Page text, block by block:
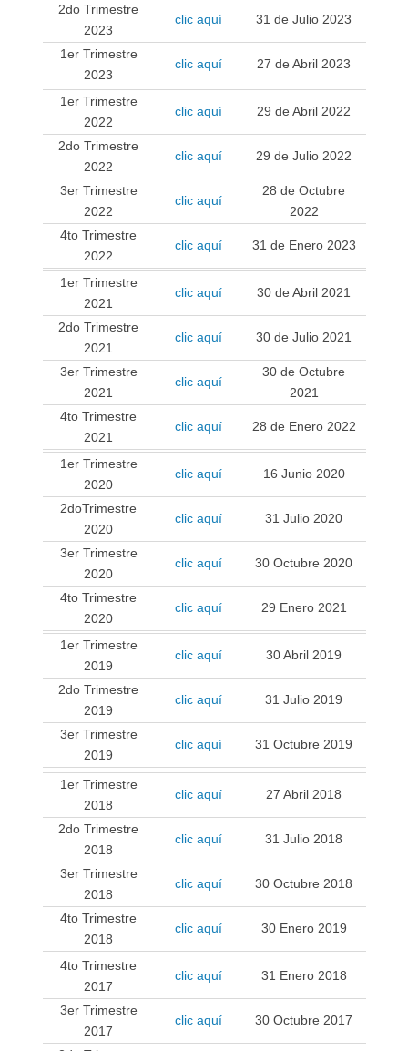
2do Trimestre
2023
clic aquí 31 de Julio 2023
1er Trimestre
2023
clic aquí 27 de Abril 2023
1er Trimestre
2022
clic aquí 29 de Abril 2022
2do Trimestre
2022
clic aquí 29 de Julio 2022
3er Trimestre
2022
clic aquí
28 de Octubre
2022
4to Trimestre
2022
clic aquí 31 de Enero 2023
1er Trimestre
2021
clic aquí 30 de Abril 2021
2do Trimestre
2021
clic aquí 30 de Julio 2021
3er Trimestre
2021
clic aquí
30 de Octubre
2021
4to Trimestre
2021
clic aquí 28 de Enero 2022
1er Trimestre
2020
clic aquí 16 Junio 2020
2doTrimestre
2020
clic aquí 31 Julio 2020
3er Trimestre
2020
clic aquí 30 Octubre 2020
4to Trimestre
2020
clic aquí 29 Enero 2021
1er Trimestre
2019
clic aquí 30 Abril 2019
2do Trimestre
2019
clic aquí 31 Julio 2019
3er Trimestre
2019
clic aquí 31 Octubre 2019
1er Trimestre
2018
clic aquí 27 Abril 2018
2do Trimestre
2018
clic aquí 31 Julio 2018
3er Trimestre
2018
clic aquí 30 Octubre 2018
4to Trimestre
2018
clic aquí 30 Enero 2019
4to Trimestre
2017
clic aquí 31 Enero 2018
3er Trimestre
2017
clic aquí 30 Octubre 2017